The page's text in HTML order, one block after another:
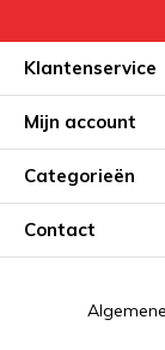
Klantenservice
Mijn account
Categorieën
Contact